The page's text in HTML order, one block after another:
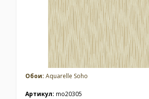
Обои: Aquarelle Soho
Артикул: mo20305